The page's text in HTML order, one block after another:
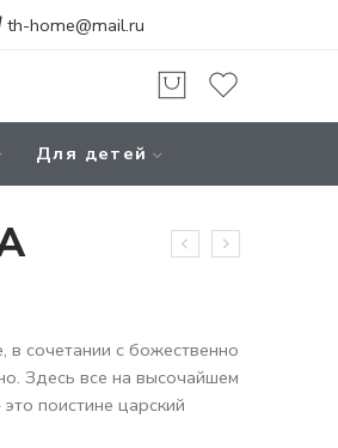
th-home@mail.ru
Для детей
в сочетании с божественно
Здесь все на высочайшем
поистине царский